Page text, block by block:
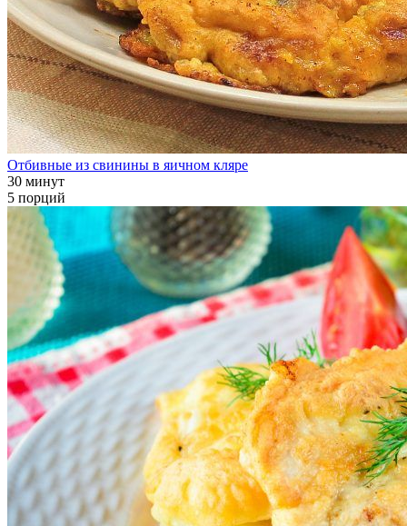
Отбивные из свинины в яичном кляре
30 минут
5 порций